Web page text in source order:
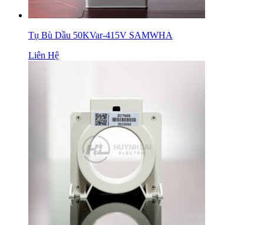
Tụ Bù Dầu 50KVar-415V SAMWHA
Liên Hệ